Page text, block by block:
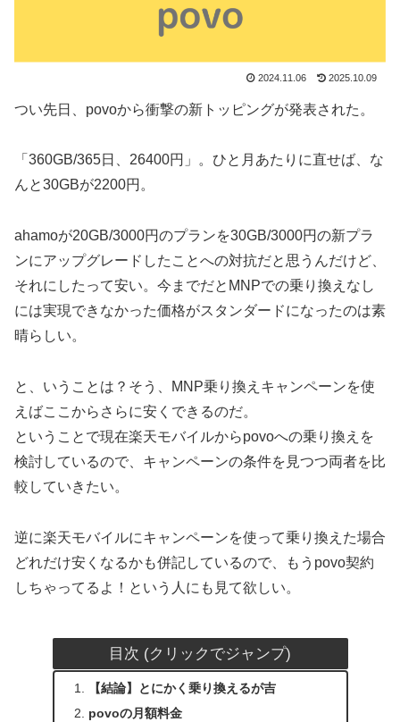
2024.11.06 2025.10.09
つい先日、povoから衝撃の新トッピングが発表された。
「360GB/365日、26400円」。ひと月あたりに直せば、な
んと30GBが2200円。
ahamoが20GB/3000円のプランを30GB/3000円の新プラ
ンにアップグレードしたことへの対抗だと思うんだけど、
それにしたって安い。今までだとMNPでの乗り換えなし
には実現できなかった価格がスタンダードになったのは素
晴らしい。
と、いうことは？そう、MNP乗り換えキャンペーンを使
えばここからさらに安くできるのだ。
ということで現在楽天モバイルからpovoへの乗り換えを
検討しているので、キャンペーンの条件を見つつ両者を比
較していきたい。
逆に楽天モバイルにキャンペーンを使って乗り換えた場合
どれだけ安くなるかも併記しているので、もうpovo契約
しちゃってるよ！という人にも見て欲しい。
目次 (クリックでジャンプ)
【結論】とにかく乗り換えるが吉
povoの月額料金